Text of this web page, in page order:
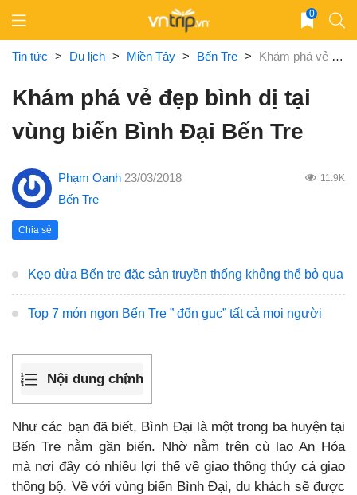
content
0
Tin tức > Du lịch > Miền Tây > Bến Tre > Khám phá vẻ đẹp bình dị tại vùng biển Bình Đại Bến Tre
Khám phá vẻ đẹp bình dị tại
vùng biển Bình Đại Bến Tre
Phạm Oanh 23/03/2018 11.9K
Bến Tre
Chia sẻ
Kẹo dừa Bến tre đặc sản truyền thống không thể bỏ qua
Top 7 món ngon Bến Tre ” đốn gục” tất cả mọi người
Nội dung chính
Như các bạn đã biết, Bình Đại là một trong ba huyện tại
Bến Tre nằm gần biển. Nhờ nằm trên cù lao An Hóa
mà nơi đây có nhiều lợi thế về giao thông thủy cả giao
thông bộ. Về với vùng biển Bình Đại, du khách sẽ được